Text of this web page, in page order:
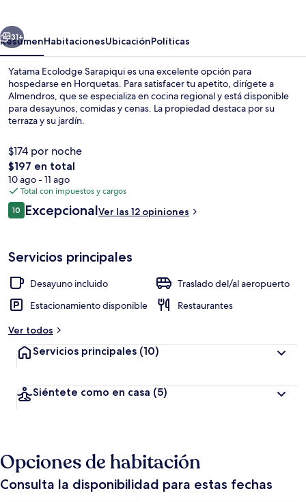
Siguiente
31+
ResumenHabitacionesUbicaciónPolíticas
Yatama Ecolodge Sarapiqui es una excelente opción para
hospedarse en Horquetas. Para satisfacer tu apetito, dirígete a
Almendros, que se especializa en cocina regional y está disponible
para desayunos, comidas y cenas. La propiedad destaca por su
terraza y su jardín.
$174 por noche
El
precio
total
es
de
$197 en total
10 ago - 11 ago
Total con impuestos y cargos
Opiniones
1010 de 10,
ExcepcionalVer las 12 opiniones
Servicios principales
Desayuno incluido
Traslado del/al aeropuerto
Estacionamiento disponible
Restaurantes
Ver todos
Servicios principales (10)
Siéntete como en casa (5)
Opciones de habitación
Consulta la disponibilidad para estas fechas